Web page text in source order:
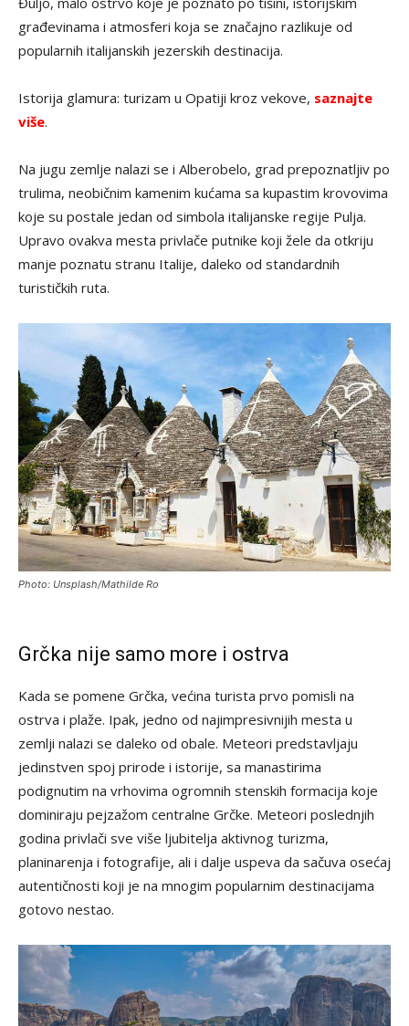
građevinama i atmosferi koja se značajno razlikuje od
popularnih italijanskih jezerskih destinacija.
Istorija glamura: turizam u Opatiji kroz vekove, saznajte
više.
Na jugu zemlje nalazi se i Alberobelo, grad prepoznatljiv po
trulima, neobičnim kamenim kućama sa kupastim krovovima
koje su postale jedan od simbola italijanske regije Pulja.
Upravo ovakva mesta privlače putnike koji žele da otkriju
manje poznatu stranu Italije, daleko od standardnih
turističkih ruta.
Photo: Unsplash/Mathilde Ro
Grčka nije samo more i ostrva
Kada se pomene Grčka, većina turista prvo pomisli na
ostrva i plaže. Ipak, jedno od najimpresivnijih mesta u
zemlji nalazi se daleko od obale. Meteori predstavljaju
jedinstven spoj prirode i istorije, sa manastirima
podignutim na vrhovima ogromnih stenskih formacija koje
dominiraju pejzažom centralne Grčke. Meteori poslednjih
godina privlači sve više ljubitelja aktivnog turizma,
planinarenja i fotografije, ali i dalje uspeva da sačuva osećaj
autentičnosti koji je na mnogim popularnim destinacijama
gotovo nestao.